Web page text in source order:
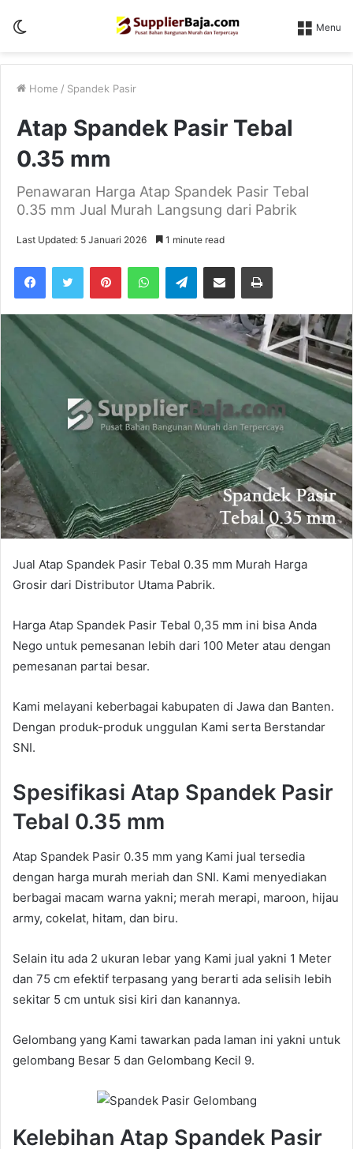
Menu
Home / Spandek Pasir
Atap Spandek Pasir Tebal
0.35 mm
Penawaran Harga Atap Spandek Pasir Tebal
0.35 mm Jual Murah Langsung dari Pabrik
Last Updated: 5 Januari 2026 1 minute read
PinterestWhatsAppTelegramShare via Email Print
Jual Atap Spandek Pasir Tebal 0.35 mm Murah Harga
Grosir dari Distributor Utama Pabrik.
Harga Atap Spandek Pasir Tebal 0,35 mm ini bisa Anda
Nego untuk pemesanan lebih dari 100 Meter atau dengan
pemesanan partai besar.
Kami melayani keberbagai kabupaten di Jawa dan Banten.
Dengan produk-produk unggulan Kami serta Berstandar
SNI.
Spesifikasi Atap Spandek Pasir
Tebal 0.35 mm
Atap Spandek Pasir 0.35 mm yang Kami jual tersedia
dengan harga murah meriah dan SNI. Kami menyediakan
berbagai macam warna yakni; merah merapi, maroon, hijau
army, cokelat, hitam, dan biru.
Selain itu ada 2 ukuran lebar yang Kami jual yakni 1 Meter
dan 75 cm efektif terpasang yang berarti ada selisih lebih
sekitar 5 cm untuk sisi kiri dan kanannya.
Gelombang yang Kami tawarkan pada laman ini yakni untuk
gelombang Besar 5 dan Gelombang Kecil 9.
Kelebihan Atap Spandek Pasir